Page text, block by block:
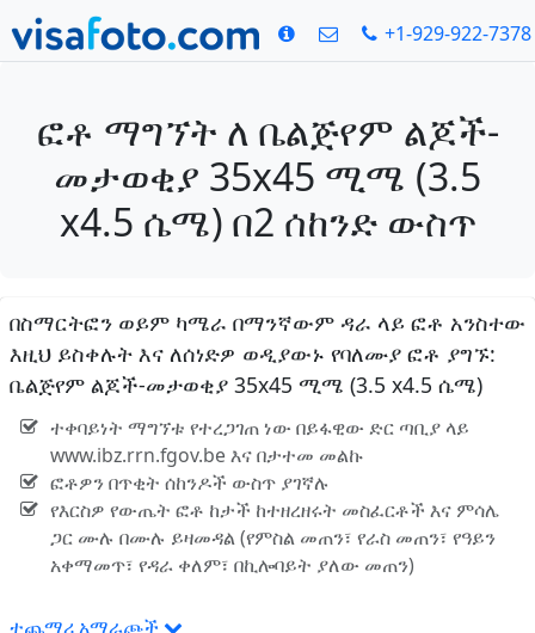
+1-929-922-7378
ፎቶ ማግኘት ለ ቤልጅየም ልጆች-
መታወቂያ 35x45 ሚሜ (3.5
x4.5 ሴሜ) በ2 ሰከንድ ውስጥ
በስማርትፎን ወይም ካሜራ በማንኛውም ዳራ ላይ ፎቶ አንስተው
እዚህ ይስቀሉት እና ለሰነድዎ ወዲያውኑ የባለሙያ ፎቶ ያግኙ:
ቤልጅየም ልጆች-መታወቂያ 35x45 ሚሜ (3.5 x4.5 ሴሜ)
ተቀባይነት ማግኘቱ የተረጋገጠ ነው በይፋዊው ድር ጣቢያ ላይ
www.ibz.rrn.fgov.be እና በታተመ መልኩ
ፎቶዎን በጥቂት ሰከንዶች ውስጥ ያገኛሉ
የእርስዎ የውጤት ፎቶ ከታች ከተዘረዘሩት መስፈርቶች እና ምሳሌ
ጋር ሙሉ በሙሉ ይዛመዳል (የምስል መጠን፣ የራስ መጠን፣ የዓይን
አቀማመጥ፣ የዳራ ቀለም፣ በኪሎባይት ያለው መጠን)
ተጨማሪ አማራጮች